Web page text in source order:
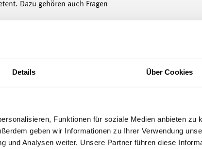
Details Über Cookies
Funktionen für soziale Medien anbieten zu
geben wir Informationen zu Ihrer Verwendung
und Analysen weiter. Unsere Partner führen diese
Dazu gehören auch Fragen
Vertragsrecht